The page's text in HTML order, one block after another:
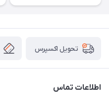
تحویل اکسپرس
اطلاعات تماس